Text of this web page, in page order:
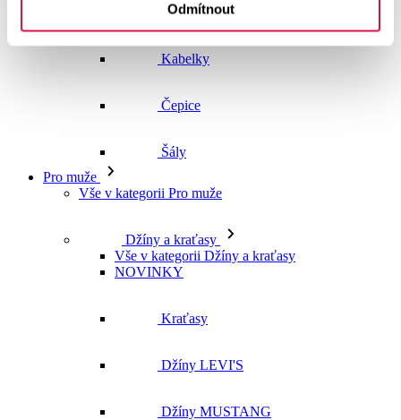
Odmítnout
Peněženky
Kabelky
Čepice
Šály
Pro muže
Vše v kategorii Pro muže
Džíny a kraťasy
Vše v kategorii Džíny a kraťasy
NOVINKY
Kraťasy
Džíny LEVI'S
Džíny MUSTANG